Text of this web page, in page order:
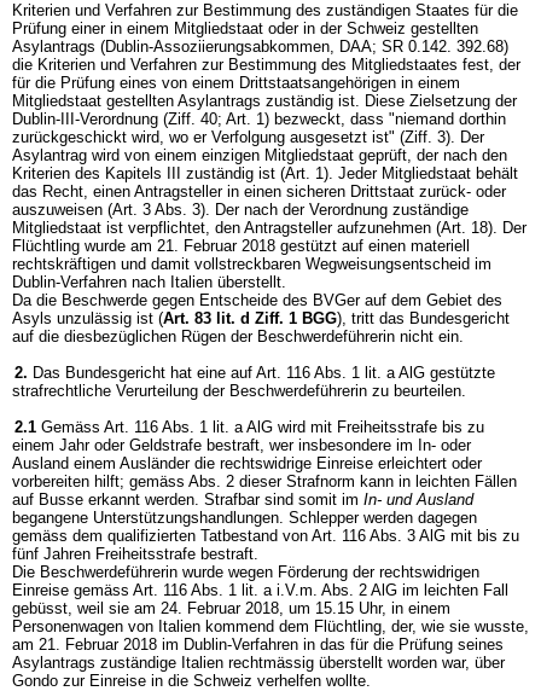
Kriterien und Verfahren zur Bestimmung des zuständigen Staates für die
Prüfung einer in einem Mitgliedstaat oder in der Schweiz gestellten
Asylantrags (Dublin-Assoziierungsabkommen, DAA; SR 0.142. 392.68)
die Kriterien und Verfahren zur Bestimmung des Mitgliedstaates fest, der
für die Prüfung eines von einem Drittstaatsangehörigen in einem
Mitgliedstaat gestellten Asylantrags zuständig ist. Diese Zielsetzung der
Dublin-III-Verordnung (Ziff. 40; Art. 1) bezweckt, dass "niemand dorthin
zurückgeschickt wird, wo er Verfolgung ausgesetzt ist" (Ziff. 3). Der
Asylantrag wird von einem einzigen Mitgliedstaat geprüft, der nach den
Kriterien des Kapitels III zuständig ist (Art. 1). Jeder Mitgliedstaat behält
das Recht, einen Antragsteller in einen sicheren Drittstaat zurück- oder
auszuweisen (Art. 3 Abs. 3). Der nach der Verordnung zuständige
Mitgliedstaat ist verpflichtet, den Antragsteller aufzunehmen (Art. 18). Der
Flüchtling wurde am 21. Februar 2018 gestützt auf einen materiell
rechtskräftigen und damit vollstreckbaren Wegweisungsentscheid im
Dublin-Verfahren nach Italien überstellt.
Da die Beschwerde gegen Entscheide des BVGer auf dem Gebiet des
Asyls unzulässig ist (Art. 83 lit. d Ziff. 1 BGG), tritt das Bundesgericht
auf die diesbezüglichen Rügen der Beschwerdeführerin nicht ein.
2. Das Bundesgericht hat eine auf Art. 116 Abs. 1 lit. a AlG gestützte
strafrechtliche Verurteilung der Beschwerdeführerin zu beurteilen.
2.1 Gemäss Art. 116 Abs. 1 lit. a AlG wird mit Freiheitsstrafe bis zu
einem Jahr oder Geldstrafe bestraft, wer insbesondere im In- oder
Ausland einem Ausländer die rechtswidrige Einreise erleichtert oder
vorbereiten hilft; gemäss Abs. 2 dieser Strafnorm kann in leichten Fällen
auf Busse erkannt werden. Strafbar sind somit im In- und Ausland
begangene Unterstützungshandlungen. Schlepper werden dagegen
gemäss dem qualifizierten Tatbestand von Art. 116 Abs. 3 AlG mit bis zu
fünf Jahren Freiheitsstrafe bestraft.
Die Beschwerdeführerin wurde wegen Förderung der rechtswidrigen
Einreise gemäss Art. 116 Abs. 1 lit. a i.V.m. Abs. 2 AlG im leichten Fall
gebüsst, weil sie am 24. Februar 2018, um 15.15 Uhr, in einem
Personenwagen von Italien kommend dem Flüchtling, der, wie sie wusste,
am 21. Februar 2018 im Dublin-Verfahren in das für die Prüfung seines
Asylantrags zuständige Italien rechtmässig überstellt worden war, über
Gondo zur Einreise in die Schweiz verhelfen wollte.